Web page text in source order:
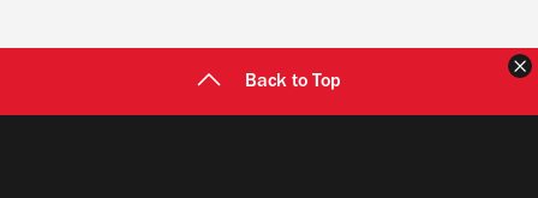
Back to Top